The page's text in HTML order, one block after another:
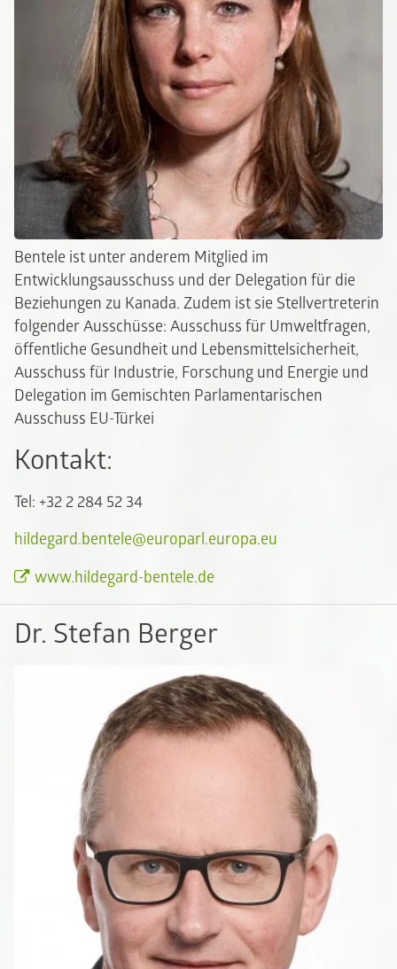
Bentele ist unter anderem Mitglied im
Entwicklungsausschuss und der Delegation für die
Beziehungen zu Kanada. Zudem ist sie Stellvertreterin
folgender Ausschüsse: Ausschuss für Umweltfragen,
öffentliche Gesundheit und Lebensmittelsicherheit,
Ausschuss für Industrie, Forschung und Energie und
Delegation im Gemischten Parlamentarischen
Ausschuss EU-Türkei
Kontakt:
Tel: +32 2 284 52 34
hildegard.bentele@europarl.europa.eu
www.hildegard-bentele.de
Dr. Stefan Berger